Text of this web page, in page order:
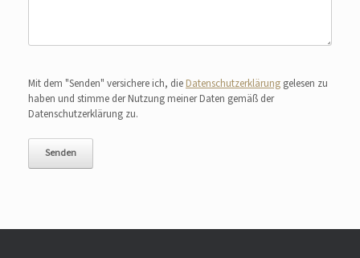
Mit dem "Senden" versichere ich, die Datenschutzerklärung gelesen zu
haben und stimme der Nutzung meiner Daten gemäß der
Datenschutzerklärung zu.